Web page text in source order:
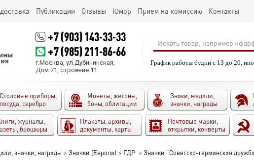
Публикации Отзывы Юмор Прием на комиссию Контакты
+7 (903) 143-33-33
+7 (985) 211-86-66
г.Москва, ул.Дубининская,
Дом 71, строение 11
График работы будни с 13 до 20,
Столовые приборы,
посуда, серебро
Монеты, жетоны,
боны, облигации
Знаки, медали,
значки, награды
журналы,
брошюры
Плакаты, архивы,
документы, карты
Почтовые марки,
открытки, конверты
значки, награды > Значки (Европа) > ГДР > Значки "Советско-германская